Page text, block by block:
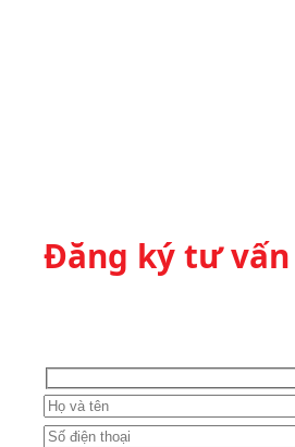
Đăng ký tư vấn